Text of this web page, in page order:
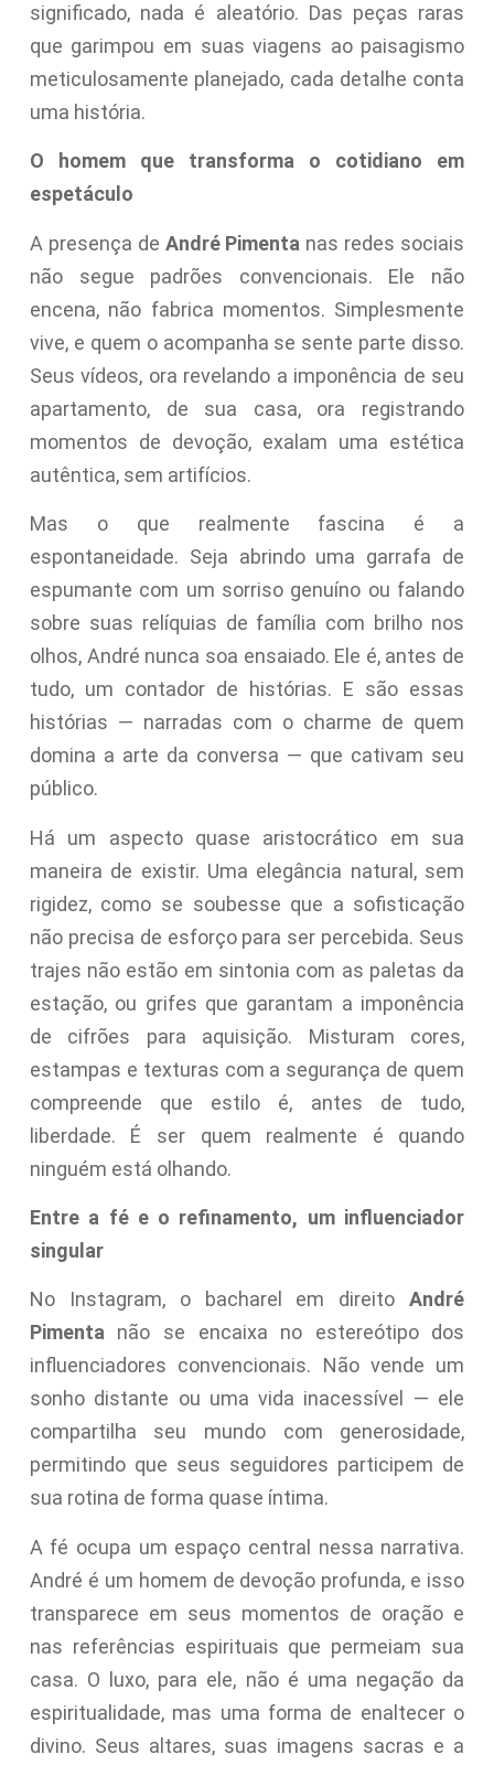
significado, nada é aleatório. Das peças raras
que garimpou em suas viagens ao paisagismo
meticulosamente planejado, cada detalhe conta
uma história.
O homem que transforma o cotidiano em
espetáculo
A presença de André Pimenta nas redes sociais
não segue padrões convencionais. Ele não
encena, não fabrica momentos. Simplesmente
vive, e quem o acompanha se sente parte disso.
Seus vídeos, ora revelando a imponência de seu
apartamento, de sua casa, ora registrando
momentos de devoção, exalam uma estética
autêntica, sem artifícios.
Mas o que realmente fascina é a
espontaneidade. Seja abrindo uma garrafa de
espumante com um sorriso genuíno ou falando
sobre suas relíquias de família com brilho nos
olhos, André nunca soa ensaiado. Ele é, antes de
tudo, um contador de histórias. E são essas
histórias — narradas com o charme de quem
domina a arte da conversa — que cativam seu
público.
Há um aspecto quase aristocrático em sua
maneira de existir. Uma elegância natural, sem
rigidez, como se soubesse que a sofisticação
não precisa de esforço para ser percebida. Seus
trajes não estão em sintonia com as paletas da
estação, ou grifes que garantam a imponência
de cifrões para aquisição. Misturam cores,
estampas e texturas com a segurança de quem
compreende que estilo é, antes de tudo,
liberdade. É ser quem realmente é quando
ninguém está olhando.
Entre a fé e o refinamento, um influenciador
singular
No Instagram, o bacharel em direitoAndré
Pimentanão se encaixa no estereótipo dos
influenciadores convencionais. Não vende um
sonho distante ou uma vida inacessível — ele
compartilha seu mundo com generosidade,
permitindo que seus seguidores participem de
sua rotina de forma quase íntima.
A fé ocupa um espaço central nessa narrativa.
André é um homem de devoção profunda, e isso
transparece em seus momentos de oração e
nas referências espirituais que permeiam sua
casa. O luxo, para ele, não é uma negação da
espiritualidade, mas uma forma de enaltecer o
divino. Seus altares, suas imagens sacras e a